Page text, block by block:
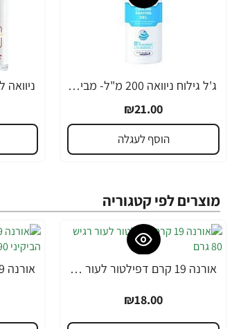
ג'ל גילוח ניוואה 200 מ"ל- מבית NIVEA
₪21.00
הוסף לעגלה
מוצרים לפי קטגוריה
אורנה 19 קרם דפילטור לעור רגיש 80 גרם
₪18.00